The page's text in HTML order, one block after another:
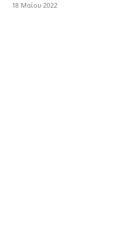
18 Μαΐου 2022